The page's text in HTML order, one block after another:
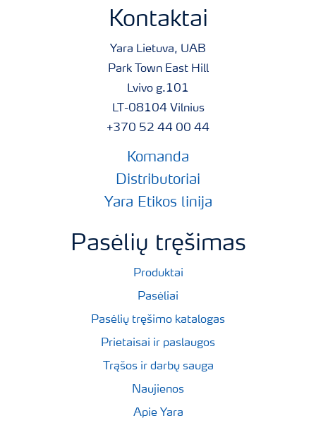
Kontaktai
Yara Lietuva, UAB
Park Town East Hill
Lvivo g.101
LT-08104 Vilnius
+370 52 44 00 44
Komanda
Distributoriai
Yara Etikos linija
Pasėlių tręšimas
Produktai
Pasėliai
Pasėlių tręšimo katalogas
Prietaisai ir paslaugos
Trąšos ir darbų sauga
Naujienos
Apie Yara